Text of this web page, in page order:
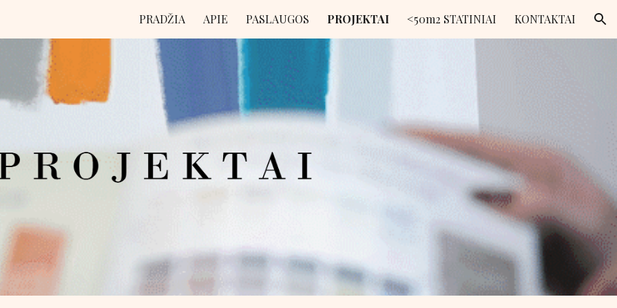
Skip to navigation
PRADŽIA APIE PASLAUGOS PROJEKTAI <50m2 STATINIAI KONTAKTAI